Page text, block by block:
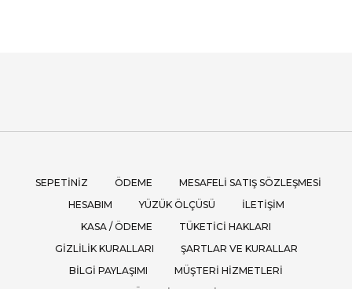
SEPETINIZ ÖDEME
MESAFELI SATIŞ SÖZLEŞMESI
HESABIM
YÜZÜK ÖLÇÜSÜ
İLETIŞIM
KASA / ÖDEME
TÜKETICI HAKLARI
GIZLILIK KURALLARI
ŞARTLAR VE KURALLAR
BILGI PAYLAŞIMI
MÜŞTERI HIZMETLERI